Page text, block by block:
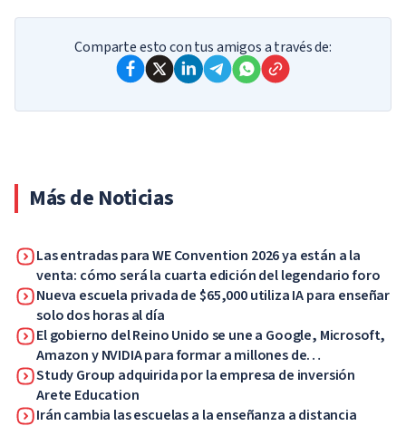
Comparte esto con tus amigos a través de:
Más de Noticias
Las entradas para WE Convention 2026 ya están a la
venta: cómo será la cuarta edición del legendario foro
Nueva escuela privada de $65,000 utiliza IA para enseñar
solo dos horas al día
El gobierno del Reino Unido se une a Google, Microsoft,
Amazon y NVIDIA para formar a millones de
trabajadores en habilidades de IA
Study Group adquirida por la empresa de inversión
Arete Education
Irán cambia las escuelas a la enseñanza a distancia